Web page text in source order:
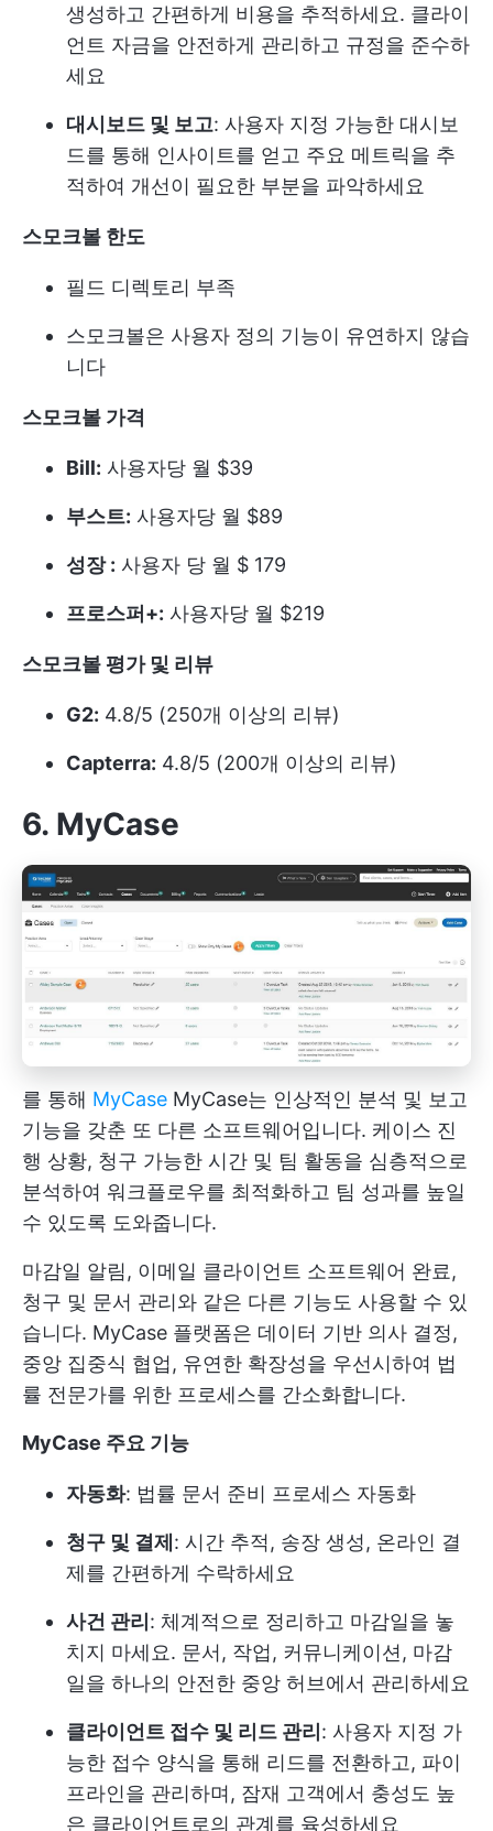
생성하고 간편하게 비용을 추적하세요. 클라이
언트 자금을 안전하게 관리하고 규정을 준수하
세요
대시보드 및 보고: 사용자 지정 가능한 대시보
드를 통해 인사이트를 얻고 주요 메트릭을 추
적하여 개선이 필요한 부분을 파악하세요
스모크볼 한도
필드 디렉토리 부족
스모크볼은 사용자 정의 기능이 유연하지 않습
니다
스모크볼 가격
Bill: 사용자당 월 $39
부스트: 사용자당 월 $89
성장 : 사용자 당 월 $ 179
프로스퍼+: 사용자당 월 $219
스모크볼 평가 및 리뷰
G2: 4.8/5 (250개 이상의 리뷰)
Capterra: 4.8/5 (200개 이상의 리뷰)
6. MyCase
를 통해 MyCase MyCase는 인상적인 분석 및 보고
기능을 갖춘 또 다른 소프트웨어입니다. 케이스 진
행 상황, 청구 가능한 시간 및 팀 활동을 심층적으로
분석하여 워크플로우를 최적화하고 팀 성과를 높일
수 있도록 도와줍니다.
마감일 알림, 이메일 클라이언트 소프트웨어 완료,
청구 및 문서 관리와 같은 다른 기능도 사용할 수 있
습니다. MyCase 플랫폼은 데이터 기반 의사 결정,
중앙 집중식 협업, 유연한 확장성을 우선시하여 법
률 전문가를 위한 프로세스를 간소화합니다.
MyCase 주요 기능
자동화: 법률 문서 준비 프로세스 자동화
청구 및 결제 : 시간 추적, 송장 생성, 온라인 결
제를 간편하게 수락하세요
사건 관리 : 체계적으로 정리하고 마감일을 놓
치지 마세요. 문서, 작업, 커뮤니케이션, 마감
일을 하나의 안전한 중앙 허브에서 관리하세요
클라이언트 접수 및 리드 관리 : 사용자 지정 가
능한 접수 양식을 통해 리드를 전환하고, 파이
프라인을 관리하며, 잠재 고객에서 충성도 높
은 클라이언트로의 관계를 육성하세요